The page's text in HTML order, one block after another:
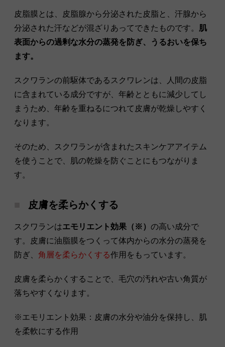
皮脂膜とは、皮脂腺から分泌された皮脂と、汗腺から
分泌された汗などが混ざりあってできたものです。
肌
表面からの過剰な水分の蒸発を防ぎ、うるおいを保ち
ます。
スクワランの前駆体であるスクワレンは、人間の皮脂
に含まれている成分ですが、年齢とともに減少してし
まうため、年齢を重ねるにつれて皮膚が乾燥しやすく
なります。
そのため、スクワランが含まれたスキンケアアイテム
を使うことで、肌の乾燥を防ぐことにもつながりま
す。
皮膚を柔らかくする
スクワランはエモリエント効果（※） の高い成分で
す。皮膚に油脂膜をつくって体内からの水分の蒸発を
防ぎ、 角層を柔らかくする作用をもっています。
皮膚を柔らかくすることで、毛穴の汚れや古い角質が
落ちやすくなります。
※エモリエント効果：皮膚の水分や油分を保持し、肌
を柔軟にする作用